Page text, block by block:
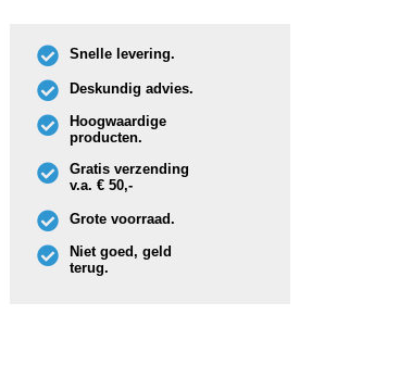
Snelle levering.
Deskundig advies.
Hoogwaardige
producten.
Gratis verzending
v.a. € 50,-
Grote voorraad.
Niet goed, geld
terug.